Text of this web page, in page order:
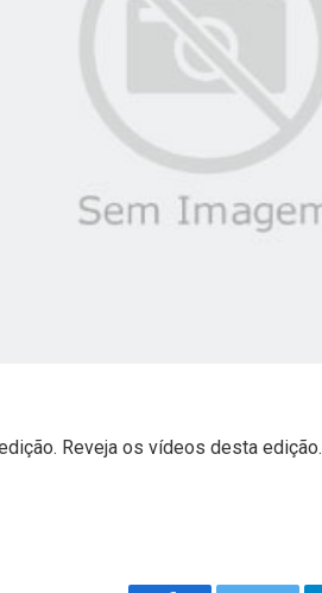
Reveja os vídeos desta edição.